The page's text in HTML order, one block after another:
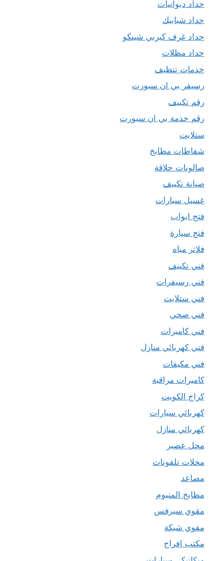
حداد ديوانيات
حداد شبابيك
حداد غرف كيربي شينكو
حداد مظلات
خدمات تنظيف
رسيفر بي ان سبورت
رقم تكييف
رقم خدمة بي ان سبورت
ستلايت
شفاطات مطابخ
صالونات حلاقة
صيانة تكييف
غسيل سيارات
فتح ابواب
فتح سيارة
فلاتر مياه
فني تكييف
فني رسيفرات
فني ستلايت
فني صحي
فني كاميرات
فني كهربائي منازل
فني مكيفات
كاميرات مراقبة
كراج الكويت
كهربائي سيارات
كهربائي منازل
محل عصير
محلات تلفونات
مصاعد
مطابخ المنيوم
مقوي سيرفس
مقوي شبكة
مكتب افراح